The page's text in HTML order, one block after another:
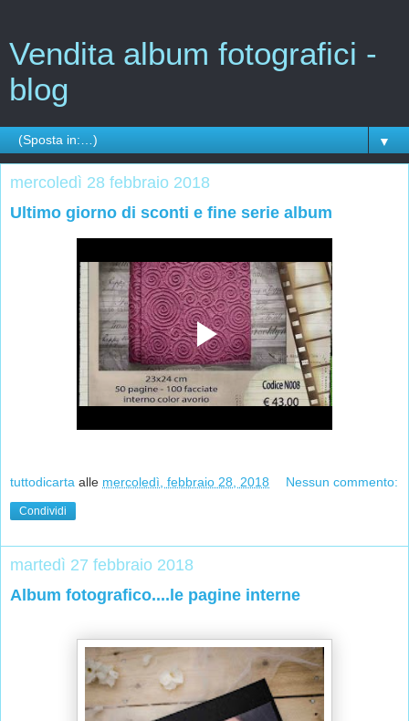
Vendita album fotografici -
blog
▼
mercoledì 28 febbraio 2018
Ultimo giorno di sconti e fine serie album
tuttodicarta alle mercoledì, febbraio 28, 2018 Nessun commento:
Condividi
martedì 27 febbraio 2018
Album fotografico....le pagine interne